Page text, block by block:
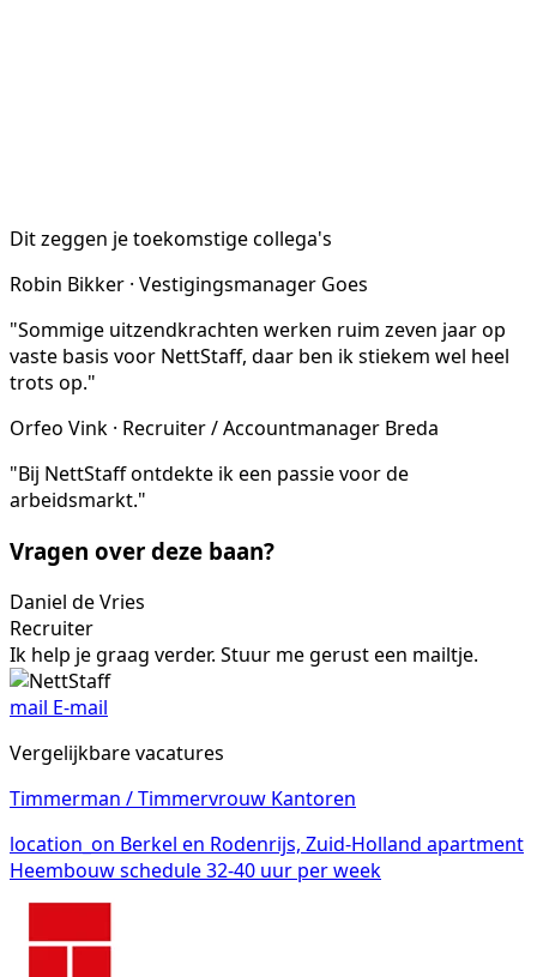
Dit zeggen je toekomstige collega's
Robin Bikker · Vestigingsmanager Goes
"Sommige uitzendkrachten werken ruim zeven jaar op
vaste basis voor NettStaff, daar ben ik stiekem wel heel
trots op."
Orfeo Vink · Recruiter / Accountmanager Breda
"Bij NettStaff ontdekte ik een passie voor de
arbeidsmarkt."
Vragen over deze baan?
Daniel de Vries
Recruiter
Ik help je graag verder. Stuur me gerust een mailtje.
mail E-mail
Vergelijkbare vacatures
Timmerman / Timmervrouw Kantoren
location_on Berkel en Rodenrijs, Zuid-Holland apartment
Heembouwschedule32-40 uur per week